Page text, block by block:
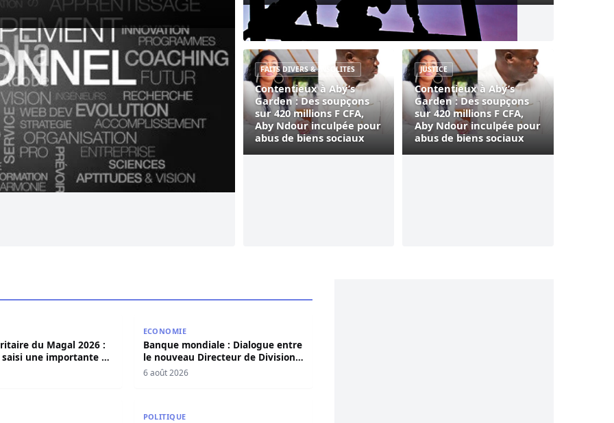
Contentieux à Aby’s Garden : Des soupçons sur 420 millions F CFA,
FAITS DIVERS & INSOLITES
Contentieux à Aby’s
Garden : Des soupçons
sur 420 millions F CFA,
Aby Ndour inculpée pour
abus de biens sociaux
Contentieux à Aby’s Garden : Des
JUSTICE
Contentieux à Aby’s
Garden : Des soupçons
sur 420 millions F CFA,
Aby Ndour inculpée pour
abus de biens sociaux
du Magal 2026 :
une importante de
drogue
ECONOMIE
Banque mondiale : Dialogue entre
le nouveau Directeur de Division
pour le Sénégal et le Pr. Diomaye
6 août 2026
POLITIQUE